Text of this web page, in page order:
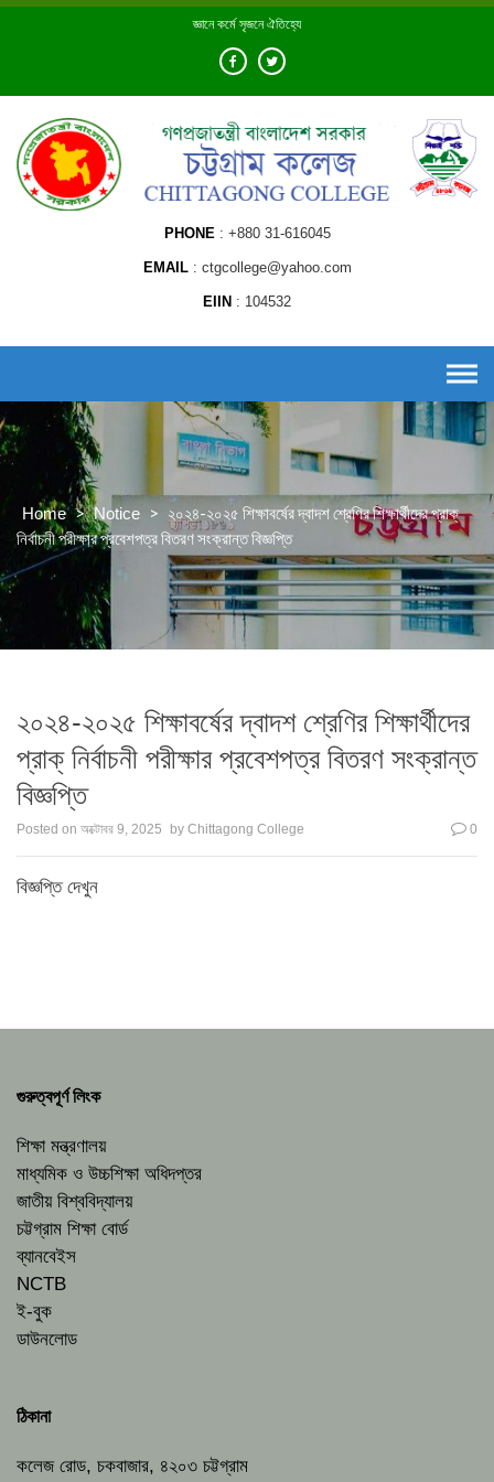
Skip
জ্ঞানে কর্মে সৃজনে ঐতিহ্যে
PHONE +880 31-616045
EMAIL ctgcollege@yahoo.com
EIIN 104532
Home > Notice > ২০২৪-২০২৫ শিক্ষাবর্ষের দ্বাদশ শ্রেণির শিক্ষার্থীদের প্রাক্
নির্বাচনী পরীক্ষার প্রবেশপত্র বিতরণ সংক্রান্ত বিজ্ঞপ্তি
২০২৪-২০২৫ শিক্ষাবর্ষের দ্বাদশ শ্রেণির শিক্ষার্থীদের
প্রাক্ নির্বাচনী পরীক্ষার প্রবেশপত্র বিতরণ সংক্রান্ত
বিজ্ঞপ্তি
Posted on অক্টোবর 9, 2025 by Chittagong College 0
বিজ্ঞপ্তি দেখুন
গুরুত্বপূর্ণ লিংক
শিক্ষা মন্ত্রণালয়
মাধ্যমিক ও উচ্চশিক্ষা অধিদপ্তর
জাতীয় বিশ্ববিদ্যালয়
চট্টগ্রাম শিক্ষা বোর্ড
ব্যানবেইস
NCTB
ই-বুক
ডাউনলোড
ঠিকানা
কলেজ রোড, চকবাজার, ৪২০৩ চট্টগ্রাম